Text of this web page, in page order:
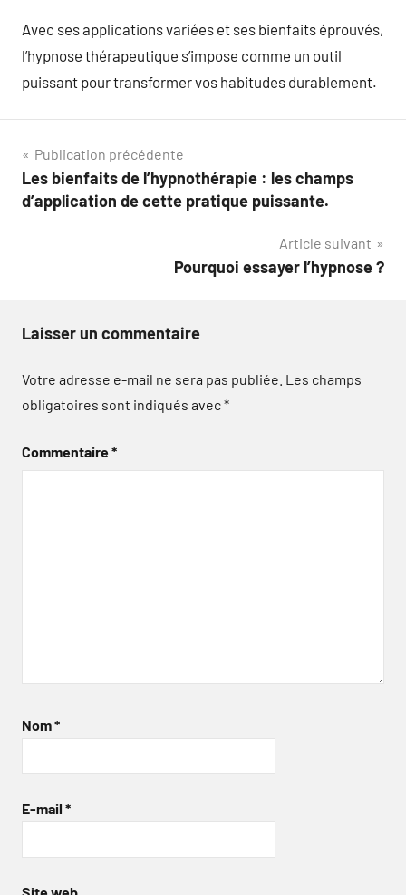
Avec ses applications variées et ses bienfaits éprouvés,
l’hypnose thérapeutique s’impose comme un outil
puissant pour transformer vos habitudes durablement.
Navigation
de
Publication précédente
Les bienfaits de l’hypnothérapie : les champs
d’application de cette pratique puissante.
Article suivant
Pourquoi essayer l’hypnose ?
Laisser un commentaire
Votre adresse e-mail ne sera pas publiée. Les champs
obligatoires sont indiqués avec*
Commentaire*
Nom*
E-mail *
Site web